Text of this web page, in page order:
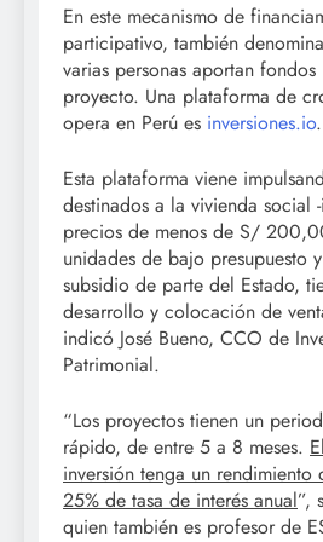
En este mecanismo de
participativo, también
varias personas aportan
proyecto. Una plataforma de
opera en Perú es inversiones.io.
Esta plataforma viene
destinados a la vivienda social
precios de menos de S/
unidades de bajo presupuesto
subsidio de parte del Estado,
desarrollo y colocación de
indicó José Bueno, CCO de
Patrimonial.
“Los proyectos tienen un
rápido, de entre 5 a 8 meses.
inversión tenga un rendimiento
25% de tasa de interés anual”,
quien también es profesor de